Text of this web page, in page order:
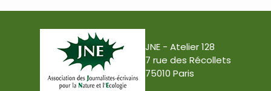
JNE - Atelier 128
7 rue des Récollets
75010 Paris